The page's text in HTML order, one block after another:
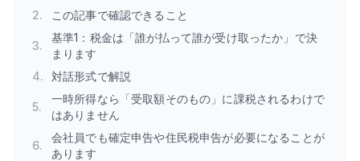
2. この記事で確認できること
3.
基準1：税金は「誰が払って誰が受け取ったか」で決
まります
4. 対話形式で解説
5.
一時所得なら「受取額そのもの」に課税されるわけで
はありません
6.
会社員でも確定申告や住民税申告が必要になることが
あります